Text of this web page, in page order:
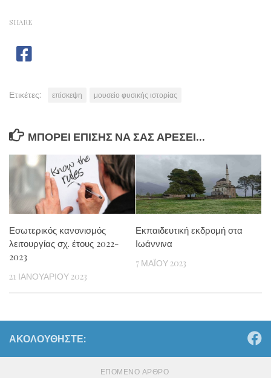
SHARE
Ετικέτες: επίσκεψη μουσείο φυσικής ιστορίας
ΜΠΟΡΕΊ ΕΠΊΣΗΣ ΝΑ ΣΑΣ ΑΡΈΣΕΙ...
Εσωτερικός κανονισμός
λειτουργίας σχ. έτους 2022-
2023
21 ΙΑΝΟΥΑΡΊΟΥ 2023
Εκπαιδευτική εκδρομή στα
Ιωάννινα
7 ΜΑΪ́ΟΥ 2023
ΑΚΟΛΟΥΘΉΣΤΕ:
ΕΠΌΜΕΝΟ ΆΡΘΡΟ